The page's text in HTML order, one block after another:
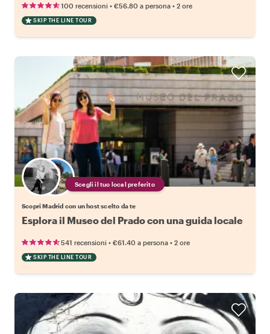
100 recensioni • €56.80 a persona • 2 ore
SKIP THE LINE TOUR
Scegli il tuo local preferito
Scopri Madrid con un host scelto da te
Esplora il Museo del Prado con una guida locale
541 recensioni • €61.40 a persona • 2 ore
SKIP THE LINE TOUR